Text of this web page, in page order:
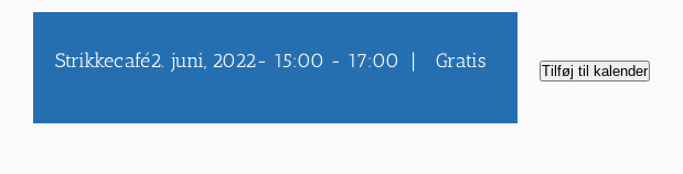
Strikkecafé2. juni, 2022- 15:00 - 17:00 | Gratis Tilføj til kalender